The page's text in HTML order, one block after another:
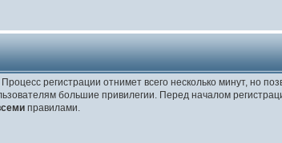
регистрации отнимет всего несколько минут, но
большие привилегии. Перед началом
правилами.